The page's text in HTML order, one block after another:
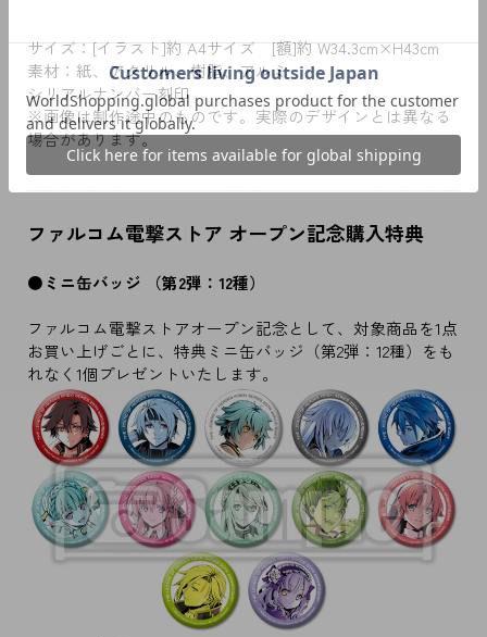
サイズ：[イラスト]約 A4サイズ [額]約 W34.3cm×H43cm
素材：紙、アクリル、樹脂、アルミ
シリアルナンバー刻印
※画像は制作途中のものです。実際のデザインとは異なる
場合があります。
ファルコム電撃ストア オープン記念購入特典
●ミニ缶バッジ （第2弾：12種）
ファルコム電撃ストアオープン記念として、対象商品を1点
お買い上げごとに、特典ミニ缶バッジ（第2弾：12種）をも
れなく1個プレゼントいたします。